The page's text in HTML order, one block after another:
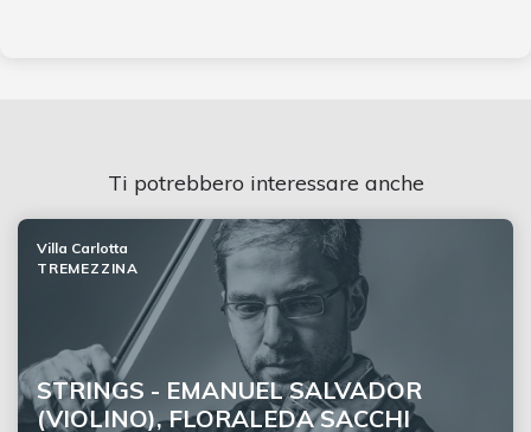
Ti potrebbero interessare anche
STRINGS - EMANUEL SALVADOR
(VIOLINO), FLORALEDA SACCHI
Villa Carlotta
TREMEZZINA